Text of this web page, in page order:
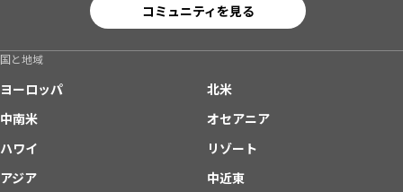
コミュニティを見る
国と地域
ヨーロッパ
北米
中南米
オセアニア
ハワイ
リゾート
アジア
中近東